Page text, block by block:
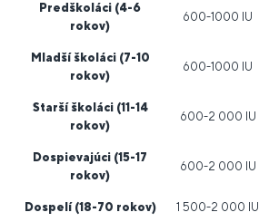
Predškoláci (4-6
rokov)
600-1000 IU
Mladší školáci (7-10
rokov)
600-1000 IU
Starší školáci (11-14
rokov)
600-2 000 IU
Dospievajúci (15-17
rokov)
600-2 000 IU
Dospelí (18-70 rokov) 1 500-2 000 IU